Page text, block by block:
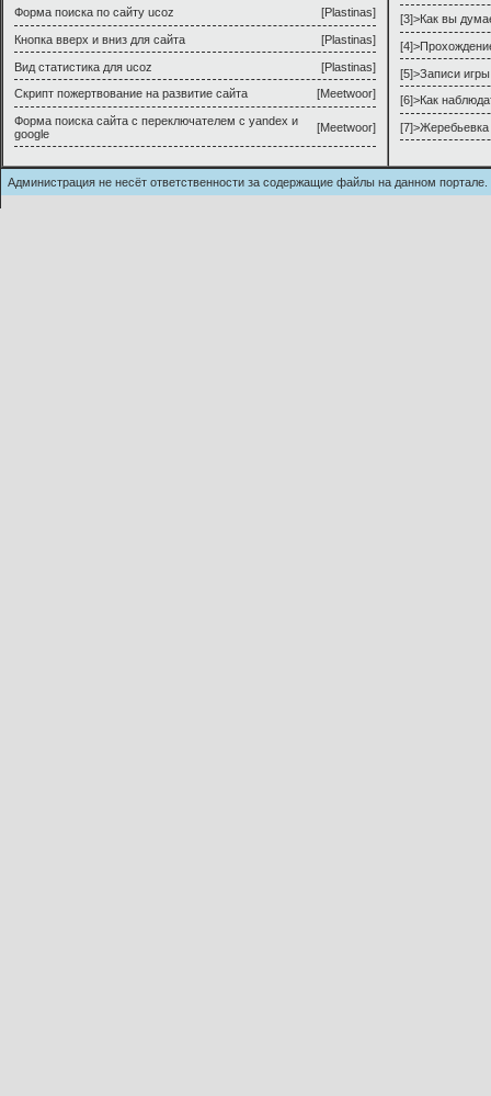
Форма поиска по сайту ucoz [Plastinas]
Кнопка вверх и вниз для сайта [Plastinas]
Вид статистика для ucoz [Plastinas]
Скрипт пожертвование на развитие сайта [Meetwoor]
Форма поиска сайта с переключателем с yandex и
google
[Meetwoor]
[3]>Как вы
[4]>
[5]>Записи
[6]>Как
[7]>
Администрация не несёт ответственности за содержащие файлы на данном